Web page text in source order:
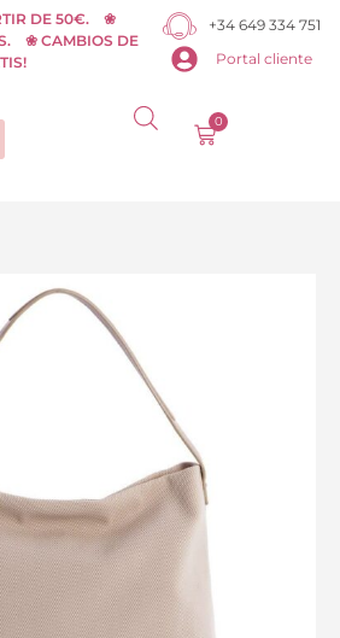
DE 50€. ❀
❀ CAMBIOS DE
+34 649 334 751
Portal cliente
0
Carrito